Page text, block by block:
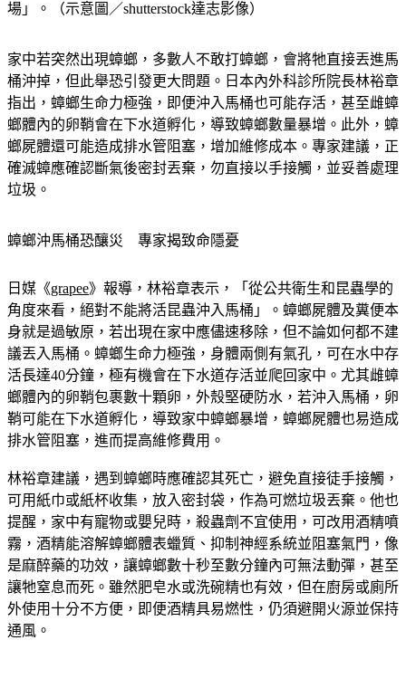
場」。（示意圖／shutterstock達志影像）
家中若突然出現蟑螂，多數人不敢打蟑螂，會將牠直接丟進馬
桶沖掉，但此舉恐引發更大問題。日本內外科診所院長林裕章
指出，蟑螂生命力極強，即便沖入馬桶也可能存活，甚至雌蟑
螂體內的卵鞘會在下水道孵化，導致蟑螂數量暴增。此外，蟑
螂屍體還可能造成排水管阻塞，增加維修成本。專家建議，正
確滅蟑應確認斷氣後密封丟棄，勿直接以手接觸，並妥善處理
垃圾。
蟑螂沖馬桶恐釀災　專家揭致命隱憂
日媒《grapee》報導，林裕章表示，「從公共衛生和昆蟲學的
角度來看，絕對不能將活昆蟲沖入馬桶」。蟑螂屍體及糞便本
身就是過敏原，若出現在家中應儘速移除，但不論如何都不建
議丟入馬桶。蟑螂生命力極強，身體兩側有氣孔，可在水中存
活長達40分鐘，極有機會在下水道存活並爬回家中。尤其雌蟑
螂體內的卵鞘包裹數十顆卵，外殼堅硬防水，若沖入馬桶，卵
鞘可能在下水道孵化，導致家中蟑螂暴增，蟑螂屍體也易造成
排水管阻塞，進而提高維修費用。
林裕章建議，遇到蟑螂時應確認其死亡，避免直接徒手接觸，
可用紙巾或紙杯收集，放入密封袋，作為可燃垃圾丟棄。他也
提醒，家中有寵物或嬰兒時，殺蟲劑不宜使用，可改用酒精噴
霧，酒精能溶解蟑螂體表蠟質、抑制神經系統並阻塞氣門，像
是麻醉藥的功效，讓蟑螂數十秒至數分鐘內可無法動彈，甚至
讓牠窒息而死。雖然肥皂水或洗碗精也有效，但在廚房或廁所
外使用十分不方便，即便酒精具易燃性，仍須避開火源並保持
通風。